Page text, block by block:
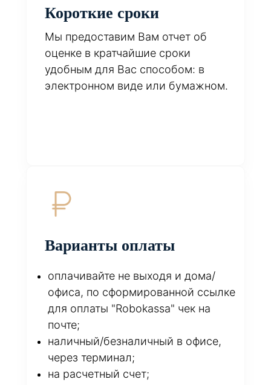
Короткие сроки
Мы предоставим Вам отчет об
оценке в кратчайшие сроки
удобным для Вас способом: в
электронном виде или бумажном.
Варианты оплаты
оплачивайте не выходя и дома/
офиса, по сформированной ссылке
для оплаты "Robokassa" чек на
почте;
наличный/безналичный в офисе,
через терминал;
на расчетный счет;